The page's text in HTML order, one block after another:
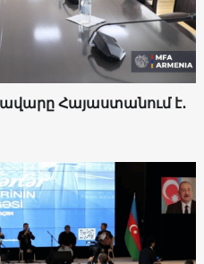
Հայաստանում է․